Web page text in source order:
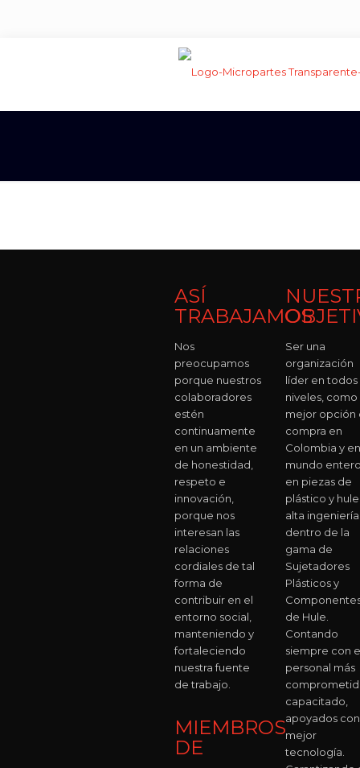
ASÍ
TRABAJAMOS
Nos
preocupamos
porque nuestros
colaboradores
estén
continuamente
en un ambiente
de honestidad,
respeto e
innovación,
porque nos
interesan las
relaciones
cordiales de tal
forma de
contribuir en el
entorno social,
manteniendo y
fortaleciendo
nuestra fuente
de trabajo.
MIEMBROS
DE
Ser una
organización
líder en todos
niveles, como
mejor opción
compra en
Colombia y
mundo
en piezas de
plástico y
alta ingeniería
dentro de la
gama de
Sujetadores
Plásticos y
de Hule.
Contando
siempre con
personal más
capacitado,
apoyados
mejor
tecnología.